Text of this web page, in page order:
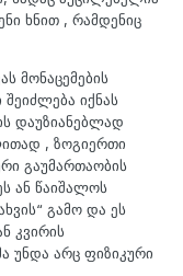
ხნით , რამდენიც
მონაცემების
იქნას
დაუზიანებლად
, ზოგიერთი
გაუმართაობის
ან წაიშალოს
გამო და ეს
კვირის
უნდა არც ფიზიკური